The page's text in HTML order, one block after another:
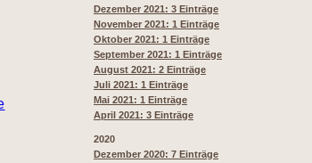
Dezember 2021: 3 Einträge
November 2021: 1 Einträge
Oktober 2021: 1 Einträge
September 2021: 1 Einträge
August 2021: 2 Einträge
Juli 2021: 1 Einträge
Mai 2021: 1 Einträge
April 2021: 3 Einträge
2020
Dezember 2020: 7 Einträge